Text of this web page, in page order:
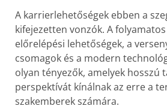
A karrierlehetőségek ebben a
kifejezetten vonzók. A
előrelépési lehetőségek, a
csomagok és a modern
olyan tényezők, amelyek hosszú
perspektívát kínálnak az erre a
szakemberek számára.